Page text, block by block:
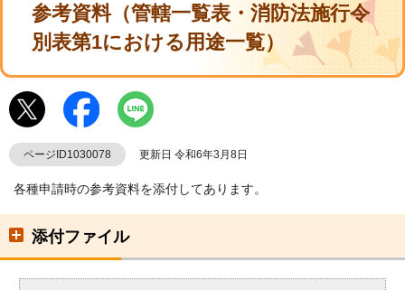
参考資料（管轄一覧表・消防法施行令
別表第1における用途一覧）
ページID1030078 更新日 令和6年3月8日
各種申請時の参考資料を添付してあります。
添付ファイル